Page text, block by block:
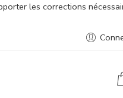
les corrections